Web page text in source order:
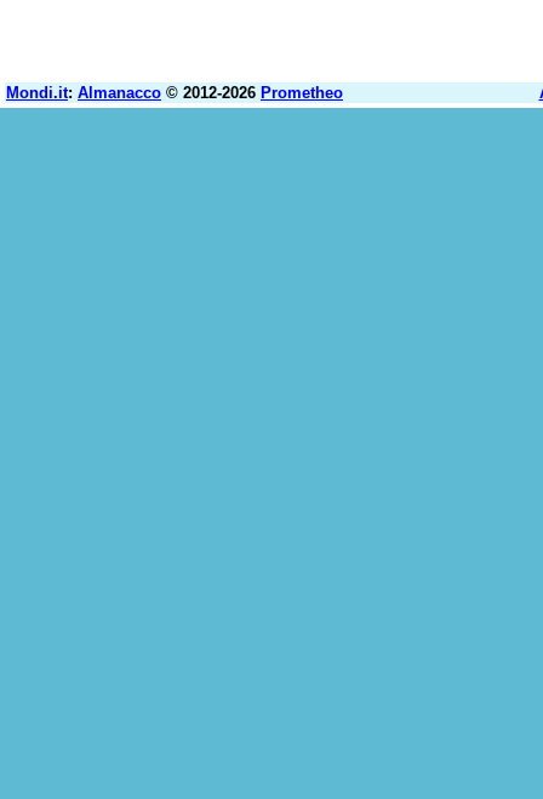
Mondi.it: Almanacco © 2012-2026 Prometheo